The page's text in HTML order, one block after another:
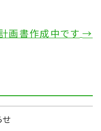
画書作成中です →
せ